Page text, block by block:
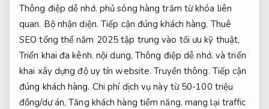
Thông điệp dễ nhớ. phủ sóng hàng trăm từ khóa liên
quan. Bộ nhận diện. Tiếp cận đúng khách hàng. Thuê
SEO tổng thể năm 2025 tập trung vào tối ưu kỹ thuật,
Triển khai đa kênh. nội dung,Thông điệp dễ nhớ. và triển
khai xây dựng độ uy tín website.Truyền thông. Tiếp cận
đúng khách hàng. Chi phí dịch vụ này từ 50-100 triệu
đồng/dự án,Tăng khách hàng tiềm năng. mang lại traffic